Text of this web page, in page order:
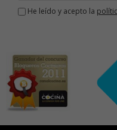
He leído y acepto la